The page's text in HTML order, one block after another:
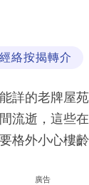
經絡按揭轉介
詳的老牌屋
流逝，這些
格外小心樓
廣告